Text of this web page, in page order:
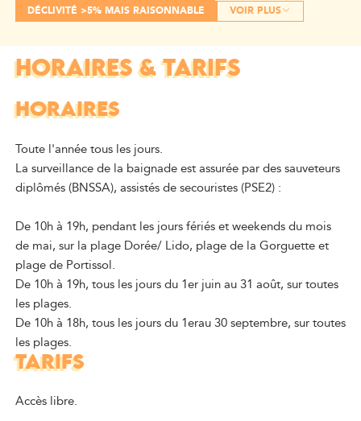
DÉCLIVITÉ >5% MAIS RAISONNABLE
VOIR PLUS
HORAIRES & TARIFS
HORAIRES
Toute l'année tous les jours.
La surveillance de la baignade est assurée par des sauveteurs
diplômés (BNSSA), assistés de secouristes (PSE2) :
De 10h à 19h, pendant les jours fériés et weekends du mois
de mai, sur la plage Dorée/ Lido, plage de la Gorguette et
plage de Portissol.
De 10h à 19h, tous les jours du 1er juin au 31 août, sur toutes
les plages.
De 10h à 18h, tous les jours du 1erau 30 septembre, sur toutes
les plages.
TARIFS
Accès libre.